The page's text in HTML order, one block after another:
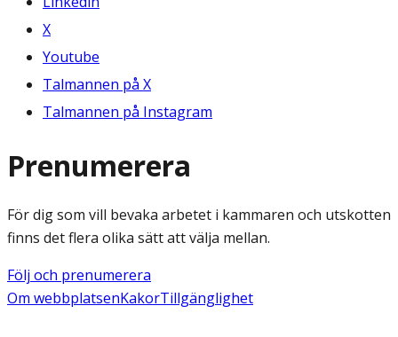
X
Youtube
Talmannen på X
Talmannen på Instagram
Prenumerera
För dig som vill bevaka arbetet i kammaren och utskotten
finns det flera olika sätt att välja mellan.
Följ och prenumerera
Om webbplatsenKakorTillgänglighet